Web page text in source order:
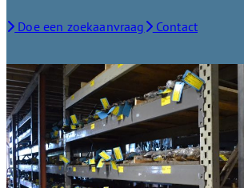
Doe een zoekaanvraag Contact